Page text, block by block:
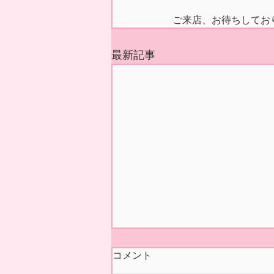
ご来店、お待ちしてお
最新記事
今シーズンの営業 終了いた
コメント